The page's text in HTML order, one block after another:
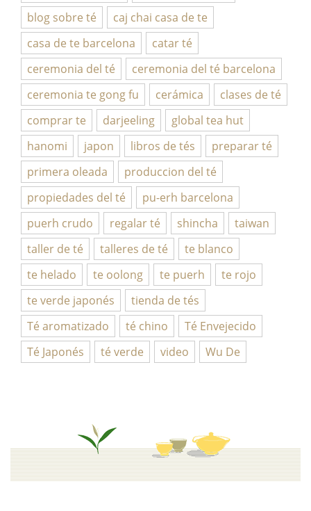
blog sobre té
caj chai casa de te
casa de te barcelona
catar té
ceremonia del té
ceremonia del té barcelona
ceremonia te gong fu
cerámica
clases de té
comprar te
darjeeling
global tea hut
hanomi
japon libros de tés
preparar té
primera oleada
produccion del té
propiedades del té
pu-erh barcelona
puerh crudo
regalar té shincha
taiwan
taller de té
talleres de té
te blanco
te helado
te oolong te puerh
te rojo
te verde japonés
tienda de tés
Té aromatizado
té chino
Té Envejecido
Té Japonés
té verde video Wu De